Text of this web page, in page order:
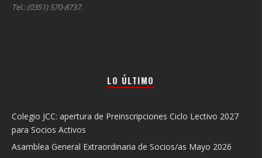
Tel.: (0351) 570-8737.
LO ÚLTIMO
Colegio JCC: apertura de Preinscripciones Ciclo Lectivo 2027
para Socios Activos
Asamblea General Extraordinaria de Socios/as Mayo 2026